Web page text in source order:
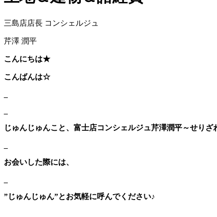
三島店店長 コンシェルジュ
芹澤 潤平
こんにちは★
こんばんは☆
じゅんじゅんこと、富士店コンシェルジュ芹澤潤平～せり
お会いした際には、
”じゅんじゅん”とお気軽に呼んでください♪